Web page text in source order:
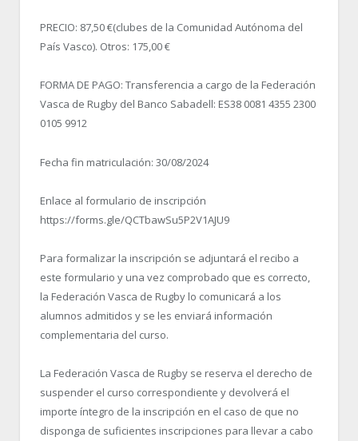
PRECIO: 87,50 €(clubes de la Comunidad Autónoma del
País Vasco). Otros: 175,00 €
FORMA DE PAGO: Transferencia a cargo de la Federación
Vasca de Rugby del Banco Sabadell: ES38 0081 4355 2300
0105 9912
Fecha fin matriculación: 30/08/2024
Enlace al formulario de inscripción
https://forms.gle/QCTbawSu5P2V1AJU9
Para formalizar la inscripción se adjuntará el recibo a
este formulario y una vez comprobado que es correcto,
la Federación Vasca de Rugby lo comunicará a los
alumnos admitidos y se les enviará información
complementaria del curso.
La Federación Vasca de Rugby se reserva el derecho de
suspender el curso correspondiente y devolverá el
importe íntegro de la inscripción en el caso de que no
disponga de suficientes inscripciones para llevar a cabo